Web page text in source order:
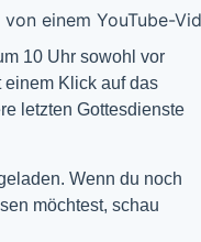
10 Uhr sowohl vor
einem Klick auf das
letzten Gottesdienste
Wenn du noch
möchtest, schau